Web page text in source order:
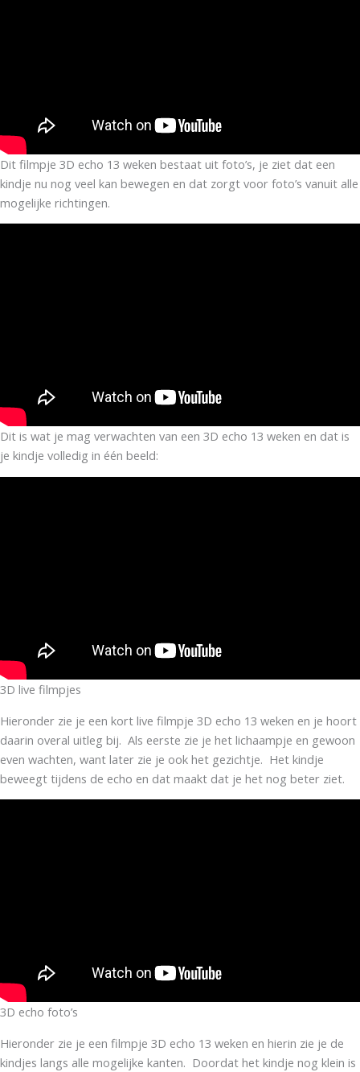
Dit filmpje 3D echo 13 weken bestaat uit foto’s, je ziet dat een
kindje nu nog veel kan bewegen en dat zorgt voor foto’s vanuit alle
mogelijke richtingen.
Dit is wat je mag verwachten van een 3D echo 13 weken en dat is
je kindje volledig in één beeld:
3D live filmpjes
Hieronder zie je een kort live filmpje 3D echo 13 weken en je hoort
daarin overal uitleg bij. Als eerste zie je het lichaampje en gewoon
even wachten, want later zie je ook het gezichtje. Het kindje
beweegt tijdens de echo en dat maakt dat je het nog beter ziet.
3D echo foto’s
Hieronder zie je een filmpje 3D echo 13 weken en hierin zie je de
kindjes langs alle mogelijke kanten. Doordat het kindje nog klein is